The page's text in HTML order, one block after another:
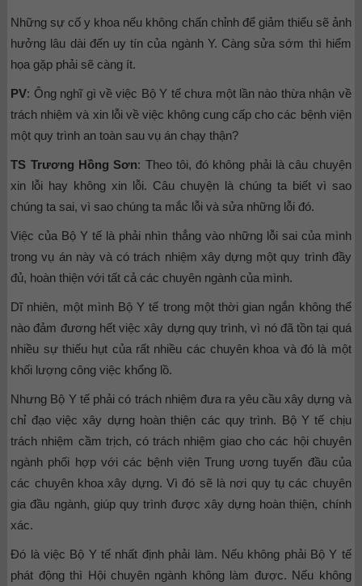
Những sự cố y khoa nếu không chấn chỉnh để giảm thiểu sẽ ảnh
hưởng lâu dài đến uy tín của ngành Y. Càng sửa sớm thì hiểm
họa gặp phải sẽ càng ít.
PV: Ông nghĩ gì về việc Bộ Y tế chưa một lần nào thừa nhận về
trách nhiệm và xin lỗi về việc không cung cấp cho các bệnh viện
một quy trình an toàn sau vụ án chạy thận?
TS Trương Hồng Sơn: Theo tôi, đó không phải là câu chuyện
xin lỗi hay không xin lỗi. Câu chuyện là chúng ta biết vì sao
chúng ta sai, vì sao chúng ta mắc lỗi và sửa những lỗi đó.
Việc của Bộ Y tế là phải nhìn thẳng vào những lỗi sai của mình
trong vụ án này và có trách nhiệm xây dựng một quy trình đầy
đủ, hoàn thiện với tất cả các chuyên ngành của mình.
Dĩ nhiên, một mình Bộ Y tế trong một thời gian ngắn không thể
nào đảm đương hết việc xây dựng quy trình, vì nó đã tồn tại quá
nhiều sự thiếu hụt của rất nhiều các chuyên khoa và đó là một
khối lượng công việc khổng lồ.
Nhưng Bộ Y tế phải có trách nhiệm đưa ra yêu cầu xây dựng và
chỉ đạo việc xây dựng hoàn thiện các quy trình. Bộ Y tế chịu
trách nhiệm cầm trịch, có trách nhiệm giao cho các hội chuyên
ngành phối hợp với các bệnh viện Trung ương tuyến đầu của
các chuyên khoa xây dựng. Vì đó sẽ là nơi quy tụ các chuyên
gia đầu ngành, giúp quy trình được xây dựng hoàn thiện, chính
xác.
Đó là việc Bộ Y tế nhất định phải làm. Nếu không phải Bộ Y tế
phát động thì Hội chuyên ngành không làm được. Nếu không